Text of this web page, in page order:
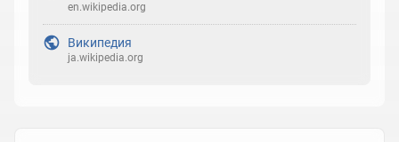
en.wikipedia.org
Википедия
ja.wikipedia.org